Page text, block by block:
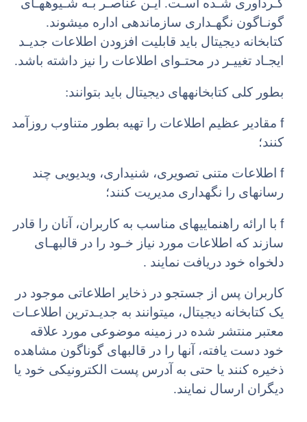
گـردآوری شـده اسـت. ایـن عناصـر بـه شـیوههـای
گونـاگون نگهـداری سازماندهی اداره میشوند.
کتابخانه دیجیتال باید قابلیت افزودن اطلاعات جدیـد
ایجـاد تغییـر در محتـوای اطلاعات را نیز داشته باشد.
بطور کلی کتابخانههای دیجیتال باید بتوانند:
fمقادیر عظیم اطلاعات را تهیه بطور متناوب روزآمد
کنند؛
fاطلاعات متنی تصویری، شنیداری، ویدیویی چند
رسانهای را نگهداری مدیریت کنند؛
fبا ارائه راهنماییهای مناسب به کاربران، آنان را قادر
سازند که اطلاعات مورد نیاز خـود را در قالبهـای
دلخواه خود دریافت نمایند .
کاربران پس از جستجو در ذخایر اطلاعاتی موجود در
یک کتابخانه دیجیتال، میتوانند به جدیـدترین اطلاعـات
معتبر منتشر شده در زمینه موضوعی مورد علاقه
خود دست یافته، آنها را در قالبهای گوناگون مشاهده
ذخیره کنند یا حتی به آدرس پست الکترونیکی خود یا
دیگران ارسال نمایند.